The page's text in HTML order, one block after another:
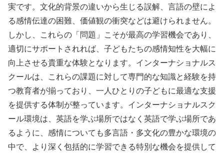
実です。文化的背景の違いから生じる誤解、言語の壁によ
る感情伝達の困難、価値観の衝突などは避けられません。
しかし、これらの「問題」こそが最高の学習機会であり、
適切にサポートされれば、子どもたちの感情知性を大幅に
向上させる貴重な体験となります。インターナショナルス
クールは、これらの課題に対して専門的な知識と経験を持
つ教育者が揃っており、一人ひとりの子どもに最適な支援
を提供する体制が整っています。インターナショナルスク
ール環境は、英語を学ぶ場所ではなく英語で学ぶ場所であ
るように、感情についても多言語・多文化の豊かな環境の
中で、より深く包括的に学習できる特別な機会を提供して